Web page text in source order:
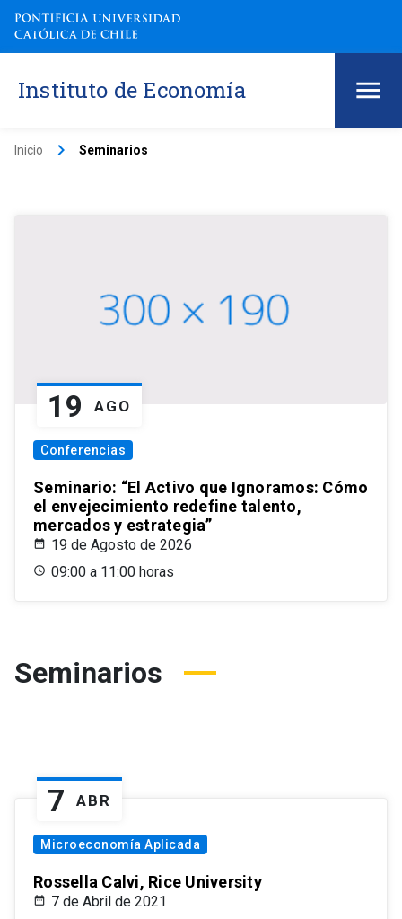
Instituto de Economía
Inicio keyboard_arrow_right Seminarios
19 AGO
Conferencias
Seminario: “El Activo que Ignoramos: Cómo
el envejecimiento redefine talento,
mercados y estrategia”
19 de Agosto de 2026
09:00 a 11:00 horas
Seminarios
7 ABR
Microeconomía Aplicada
Rossella Calvi, Rice University
7 de Abril de 2021